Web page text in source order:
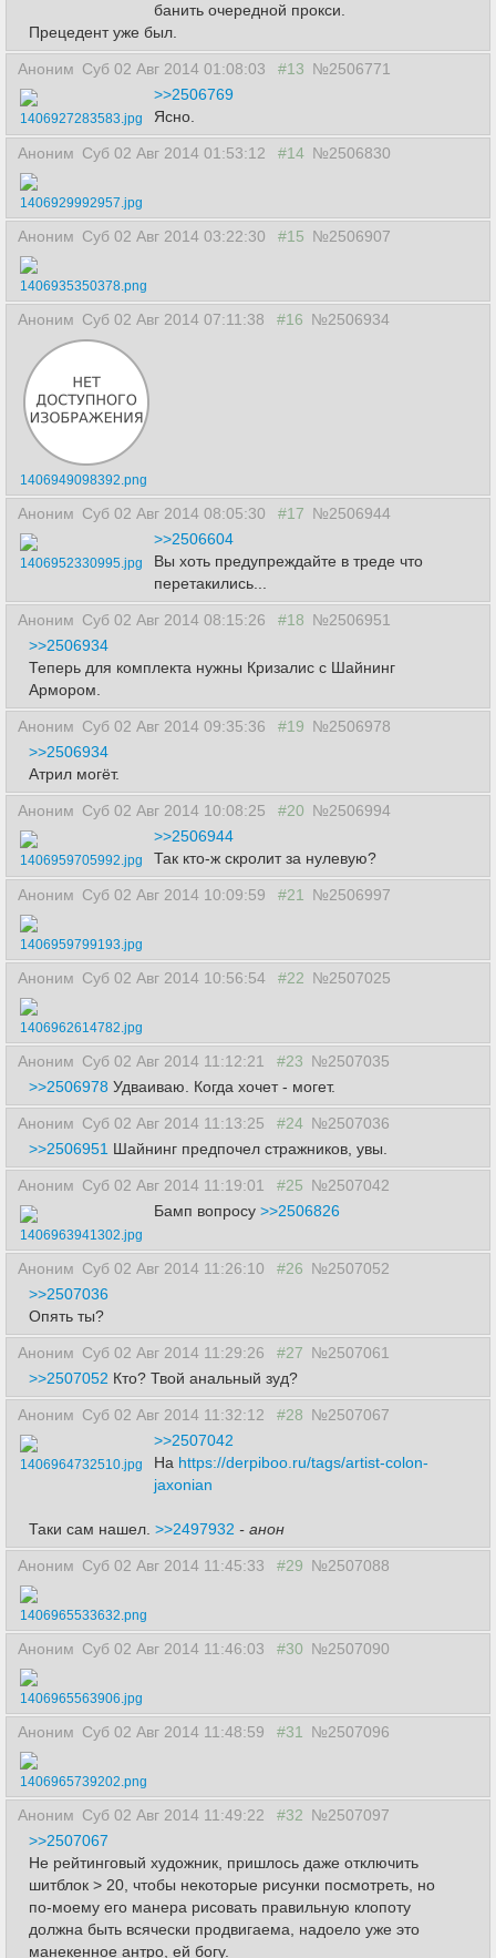
банить очередной прокси.
Прецедент уже был.
Аноним Суб 02 Авг 2014 01:08:03 #13 №2506771
1406927283583.jpg
>>2506769
Ясно.
Аноним Суб 02 Авг 2014 01:53:12 #14 №2506830
1406929992957.jpg
Аноним Суб 02 Авг 2014 03:22:30 #15 №2506907
1406935350378.png
Аноним Суб 02 Авг 2014 07:11:38 #16 №2506934
1406949098392.png
Аноним Суб 02 Авг 2014 08:05:30 #17 №2506944
1406952330995.jpg
>>2506604
Вы хоть предупреждайте в треде что
перетакились...
Аноним Суб 02 Авг 2014 08:15:26 #18 №2506951
>>2506934
Теперь для комплекта нужны Кризалис с Шайнинг
Армором.
Аноним Суб 02 Авг 2014 09:35:36 #19 №2506978
>>2506934
Атрил могёт.
Аноним Суб 02 Авг 2014 10:08:25 #20 №2506994
1406959705992.jpg
>>2506944
Так кто-ж скролит за нулевую?
Аноним Суб 02 Авг 2014 10:09:59 #21 №2506997
1406959799193.jpg
Аноним Суб 02 Авг 2014 10:56:54 #22 №2507025
1406962614782.jpg
Аноним Суб 02 Авг 2014 11:12:21 #23 №2507035
>>2506978 Удваиваю. Когда хочет - могет.
Аноним Суб 02 Авг 2014 11:13:25 #24 №2507036
>>2506951 Шайнинг предпочел стражников, увы.
Аноним Суб 02 Авг 2014 11:19:01 #25 №2507042
1406963941302.jpg
Бамп вопросу >>2506826
Аноним Суб 02 Авг 2014 11:26:10 #26 №2507052
>>2507036
Опять ты?
Аноним Суб 02 Авг 2014 11:29:26 #27 №2507061
>>2507052 Кто? Твой анальный зуд?
Аноним Суб 02 Авг 2014 11:32:12 #28 №2507067
1406964732510.jpg
>>2507042
На https://derpiboo.ru/tags/artist-colon-
jaxonian
Таки сам нашел. >>2497932 - анон
Аноним Суб 02 Авг 2014 11:45:33 #29 №2507088
1406965533632.png
Аноним Суб 02 Авг 2014 11:46:03 #30 №2507090
1406965563906.jpg
Аноним Суб 02 Авг 2014 11:48:59 #31 №2507096
1406965739202.png
Аноним Суб 02 Авг 2014 11:49:22 #32 №2507097
>>2507067
Не рейтинговый художник, пришлось даже отключить
шитблок > 20, чтобы некоторые рисунки посмотреть, но
по-моему его манера рисовать правильную клопоту
должна быть всячески продвигаема, надоело уже это
манекенное антро, ей богу.